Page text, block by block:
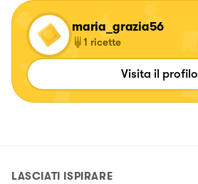
maria_grazia56
1 ricette
Visita il profilo
LASCIATI ISPIRARE